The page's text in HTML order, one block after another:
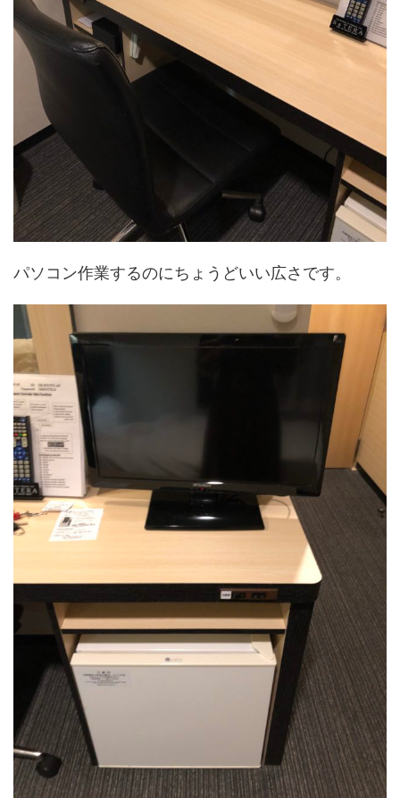
パソコン作業するのにちょうどいい広さです。